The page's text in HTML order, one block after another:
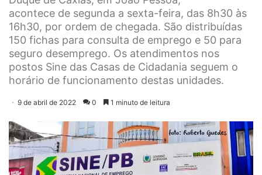
acontece de segunda a sexta-feira, das 8h30 às
16h30, por ordem de chegada. São distribuídas
150 fichas para consulta de emprego e 50 para
seguro desemprego. Os atendimentos nos
postos Sine das Casas de Cidadania seguem o
horário de funcionamento destas unidades.
9 de abril de 2022 0 1 minuto de leitura